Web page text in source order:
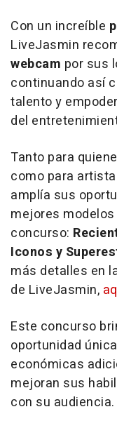
Con un increíble
LiveJasmin
webcam por sus
continuando así
talento y
del
Tanto para
como para
amplía sus
mejores
concurso:
Iconos y
más detalles en
de LiveJasmin,
Este concurso
oportunidad
económicas
mejoran sus
con su audiencia.